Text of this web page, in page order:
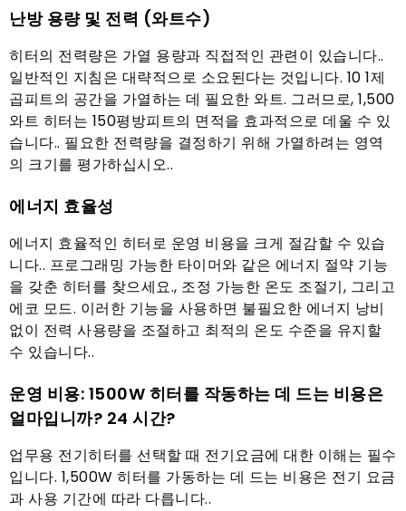
난방 용량 및 전력 (와트수)
히터의 전력량은 가열 용량과 직접적인 관련이 있습니다..
일반적인 지침은 대략적으로 소요된다는 것입니다. 10 1제
곱피트의 공간을 가열하는 데 필요한 와트. 그러므로, 1,500
와트 히터는 150평방피트의 면적을 효과적으로 데울 수 있
습니다.. 필요한 전력량을 결정하기 위해 가열하려는 영역
의 크기를 평가하십시오..
에너지 효율성
에너지 효율적인 히터로 운영 비용을 크게 절감할 수 있습
니다.. 프로그래밍 가능한 타이머와 같은 에너지 절약 기능
을 갖춘 히터를 찾으세요., 조정 가능한 온도 조절기, 그리고
에코 모드. 이러한 기능을 사용하면 불필요한 에너지 낭비
없이 전력 사용량을 조절하고 최적의 온도 수준을 유지할
수 있습니다..
운영 비용: 1500W 히터를 작동하는 데 드는 비용은
얼마입니까? 24 시간?
업무용 전기히터를 선택할 때 전기요금에 대한 이해는 필수
입니다. 1,500W 히터를 가동하는 데 드는 비용은 전기 요금
과 사용 기간에 따라 다릅니다..